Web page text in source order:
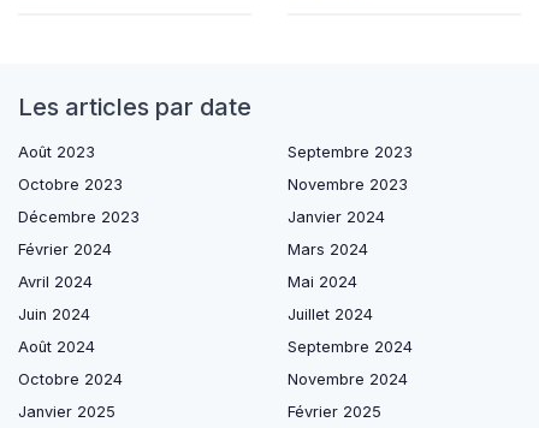
Les articles par date
Août 2023
Septembre 2023
Octobre 2023
Novembre 2023
Décembre 2023
Janvier 2024
Février 2024
Mars 2024
Avril 2024
Mai 2024
Juin 2024
Juillet 2024
Août 2024
Septembre 2024
Octobre 2024
Novembre 2024
Janvier 2025
Février 2025